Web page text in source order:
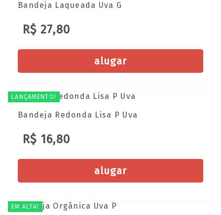
Bandeja Laqueada Uva G
R$ 27,80
alugar
LANÇAMENTO!
Bandeja Redonda Lisa P Uva
R$ 16,80
alugar
EM ALTA!